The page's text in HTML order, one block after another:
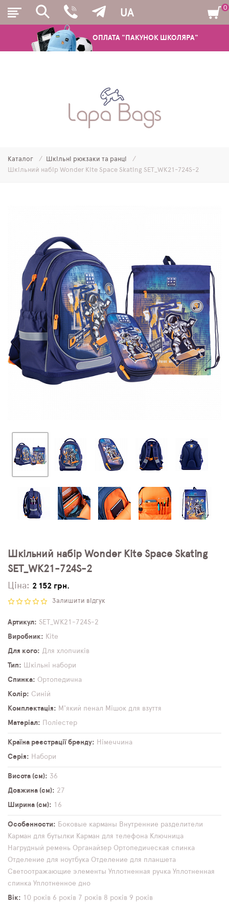
ОПЛАТА "ПАКУНОК ШКОЛЯРА"
UA
ШКІЛЬНІ РЮКЗАКИ ТА РАНЦІ
МОЛОДІЖНІ РЮКЗАКИ
ПЛЯШКИ ДЛЯ ВОДИ
DELUNE
SCHOOL STANDARD
SKYNAME
РОЗПРОДАЖ
0
Каталог
Шкільні рюкзаки та ранці
Шкільний набір Wonder Kite Space Skating SET_WK21-724S-2
Шкільний набір Wonder Kite Space Skating
SET_WK21-724S-2
Ціна: 2 152 грн.
Залишити відгук
Артикул
SET_WK21-724S-2
Виробник
Kite
Для кого
Для хлопчиків
Тип
Шкільні набори
Спинка
Ортопедична
Колір
Синій
Комплектація
М'який пенал Мішок для взуття
Матеріал
Поліестер
Країна реєстрації бренду
Німеччина
Серія
Набори
Висота (см)
36
Довжина (см)
27
Ширина (см)
16
Особенности Боковые карманы Внутренние разделители
Карман для бутылки Карман для телефона Ключница
Нагрудный ремень Органайзер Ортопедическая спинка
Отделение для ноутбука Отделение для планшета
Светоотражающие элементы Уплотненная ручка Уплотненная
спинка Уплотненное дно
Вік
10 років 6 років 7 років 8 років 9 років